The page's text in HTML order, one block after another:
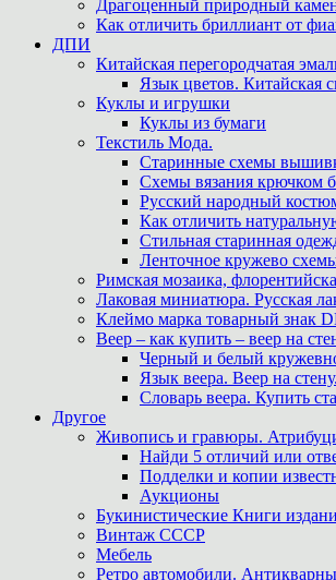
Драгоценный природный
Как отличить бриллиант от
ДПИ
Китайская перегородчатая
Язык цветов. Китайская
Куклы и игрушки
Куклы из бумаги
Текстиль Мода.
Старинные схемы
Схемы вязания крючком
Русский народный
Как отличить
Стильная старинная
Ленточное кружево
Римская мозаика,
Лаковая миниатюра. Русская
Клеймо марка товарный знак
Веер – как купить – веер на
Черный и белый
Язык веера. Веер на
Словарь веера. Купить
Другое
Живопись и гравюры.
Найди 5 отличий или
Подделки и копии
Аукционы
Букинистические Книги
Винтаж СССР
Мебель
Ретро автомобили.